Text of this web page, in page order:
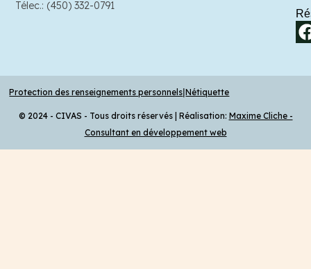
Télec.: (450) 332-0791
Protection des renseignements personnels|Nétiquette
© 2024 - CIVAS - Tous droits réservés | Réalisation: Maxime Cliche -
Consultant en développement web